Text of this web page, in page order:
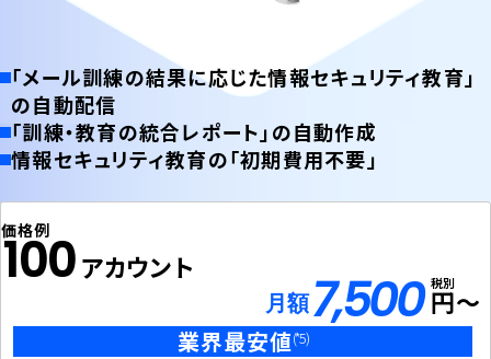
「メール訓練の結果に応じた情報セキュリティ教育」
の自動配信
「訓練・教育の統合レポート」の自動作成
情報セキュリティ教育の「初期費用不要」
価格例
100アカウント
月額7,500 税別
円〜
業界最安値(*5)